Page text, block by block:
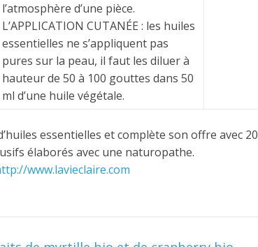
l’atmosphère d’une pièce.
L’APPLICATION CUTANÉE : les huiles
essentielles ne s’appliquent pas
pures sur la peau, il faut les diluer à
hauteur de 50 à 100 gouttes dans 50
ml d’une huile végétale.
essentielles et complète son offre avec 20
élaborés avec une naturopathe.
www.lavieclaire.com